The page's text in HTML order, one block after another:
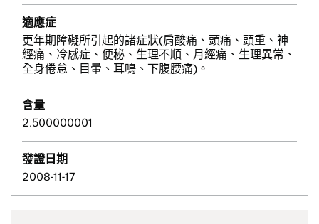
適應症
更年期障礙所引起的諸症狀(肩酸痛、頭痛、頭重、神
經痛、冷感症、便秘、生理不順、月經痛、生理異常、
全身倦怠、目暈、耳鳴、下腹腰痛)。
含量
2.500000001
發證日期
2008-11-17